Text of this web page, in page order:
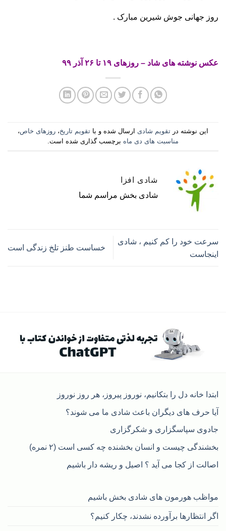
روز جهانی جوش شیرین مبارک .
عکس نوشته های شاد – روزهای ۱۹ تا ۲۶ آذر ۹۹
این نوشته در تقویم شادی ارسال شده و با تقویم تاریخ، روزهای خاص،
مناسبت های دی ماه برچسب گذاری شده است.
شادی افزا
شادی بخش مراسم شما
سرعت خود را کم کنیم ، شادی
اینجاست
خساست طنز تلخ زندگی است
ابتدا خانه دل را بتکانیم، نوروز پیروز، هر روز نوروز
آیا حرف های دیگران باعث شادی ما می شوند؟
جادوی سپاسگزاری و شکرگزاری
بخشندگی چیست و انسان بخشنده چه کسی است (۲ نمره)
اصالت از کجا می آید ؟ اصیل و ریشه دار باشیم
مواظب هورمون های شادی بخش باشیم
اگر انتظارها برآورده نشدند، چکار کنیم؟